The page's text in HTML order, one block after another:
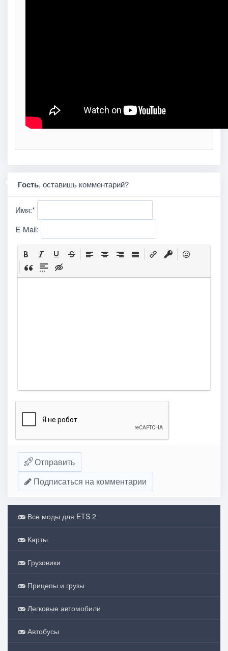
Гость, оставишь комментарий?
Имя:*
E-Mail:
Отправить
Подписаться на комментарии
Все моды для ETS 2
Карты
Грузовики
Прицепы и грузы
Легковые автомобили
Автобусы